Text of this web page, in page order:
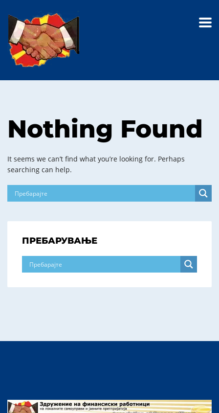
Nothing Found
It seems we can’t find what you’re looking for. Perhaps
searching can help.
ПРЕБАРУВАЊЕ